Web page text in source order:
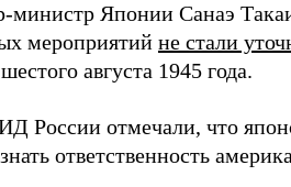
министр Японии Санаэ
мероприятий не стали
августа 1945 года.
России отмечали, что
ответственность